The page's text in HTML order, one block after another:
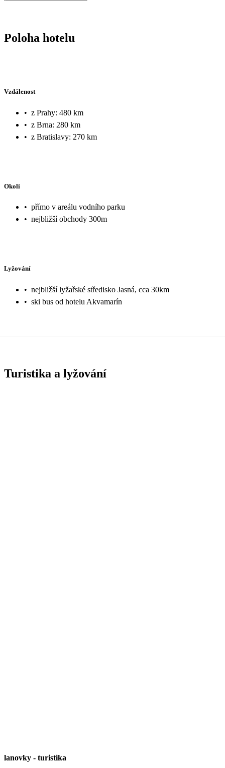
Poloha hotelu
Vzdálenost
• z Prahy: 480 km
• z Brna: 280 km
• z Bratislavy: 270 km
Okolí
• přímo v areálu vodního parku
• nejbližší obchody 300m
Lyžování
• nejbližší lyžařské středisko Jasná, cca 30km
• ski bus od hotelu Akvamarín
Turistika a lyžování
lanovky - turistika